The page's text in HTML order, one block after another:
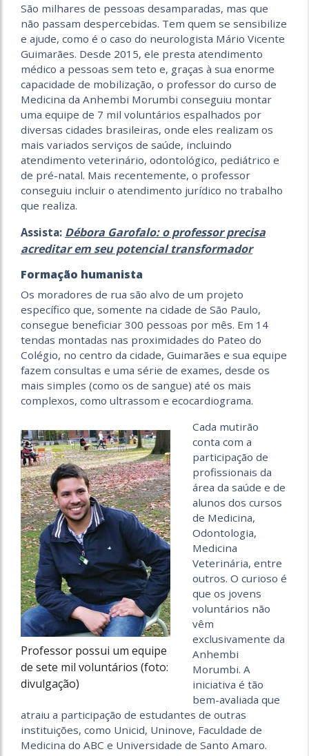
São milhares de pessoas desamparadas, mas que
não passam despercebidas. Tem quem se sensibilize
e ajude, como é o caso do neurologista Mário Vicente
Guimarães. Desde 2015, ele presta atendimento
médico a pessoas sem teto e, graças à sua enorme
capacidade de mobilização, o professor do curso de
Medicina da Anhembi Morumbi conseguiu montar
uma equipe de 7 mil voluntários espalhados por
diversas cidades brasileiras, onde eles realizam os
mais variados serviços de saúde, incluindo
atendimento veterinário, odontológico, pediátrico e
de pré-natal. Mais recentemente, o professor
conseguiu incluir o atendimento jurídico no trabalho
que realiza.
Assista: Débora Garofalo: o professor precisa
acreditar em seu potencial transformador
Formação humanista
Os moradores de rua são alvo de um projeto
específico que, somente na cidade de São Paulo,
consegue beneficiar 300 pessoas por mês. Em 14
tendas montadas nas proximidades do Pateo do
Colégio, no centro da cidade, Guimarães e sua equipe
fazem consultas e uma série de exames, desde os
mais simples (como os de sangue) até os mais
complexos, como ultrassom e ecocardiograma.
Professor possui um equipe
de sete mil voluntários (foto:
divulgação)
Cada mutirão
conta com a
participação de
profissionais da
área da saúde e de
alunos dos cursos
de Medicina,
Odontologia,
Medicina
Veterinária, entre
outros. O curioso é
que os jovens
voluntários não
vêm
exclusivamente da
Anhembi
Morumbi. A
iniciativa é tão
bem-avaliada que
atraiu a participação de estudantes de outras
instituições, como Unicid, Uninove, Faculdade de
Medicina do ABC e Universidade de Santo Amaro.